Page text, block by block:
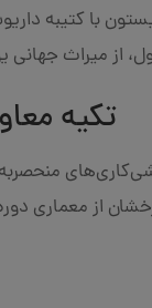
با کتیبه
از میراث
تکیه
از معماری